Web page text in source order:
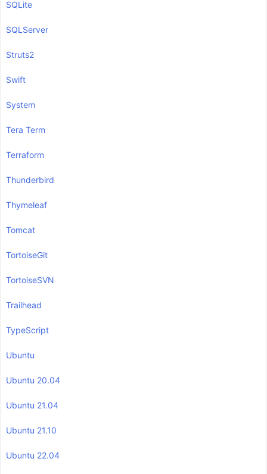
SQLite
SQLServer
Struts2
Swift
System
Tera Term
Terraform
Thunderbird
Thymeleaf
Tomcat
TortoiseGit
TortoiseSVN
Trailhead
TypeScript
Ubuntu
Ubuntu 20.04
Ubuntu 21.04
Ubuntu 21.10
Ubuntu 22.04